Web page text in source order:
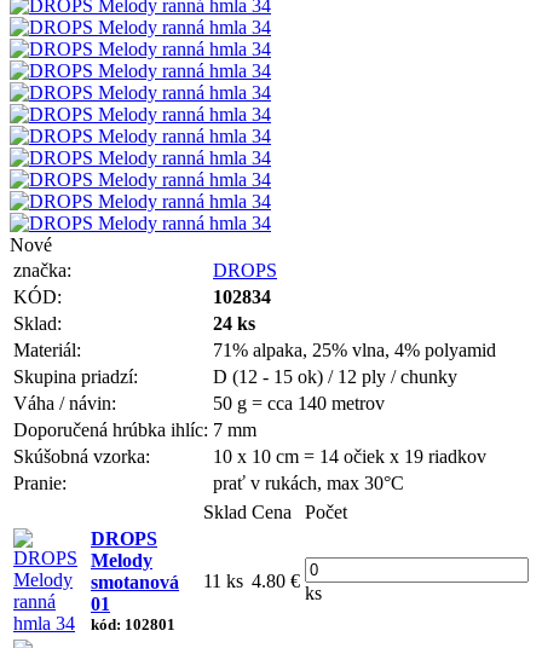
Nové
značka:
DROPS
KÓD:
102834
Sklad:
24 ks
Materiál:
71% alpaka, 25% vlna, 4% polyamid
Skupina priadzí:
D (12 - 15 ok) / 12 ply / chunky
Váha / návin:
50 g = cca 140 metrov
Doporučená hrúbka ihlíc: 7 mm
Skúšobná vzorka:
10 x 10 cm = 14 očiek x 19 riadkov
Pranie:
prať v rukách, max 30°C
Sklad Cena
Počet
DROPS
Melody
smotanová
01
kód: 102801
11 ks 4.80 €
ks